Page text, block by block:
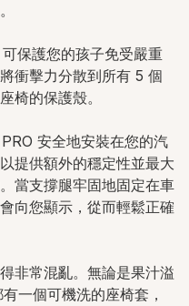
保護您的孩子免受嚴重
衝擊力分散到所有 5 個
椅的保護殼。
安全地安裝在您的汽
提供額外的穩定性並最大
當支撐腿牢固地固定在車
向您顯示，從而輕鬆正確
非常混亂。無論是果汁溢
一個可機洗的座椅套，